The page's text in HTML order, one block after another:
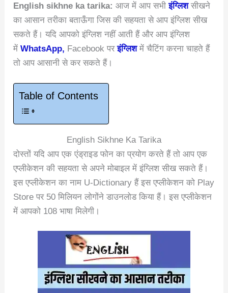
English sikhne ka tarika: आज में आप सभीइंग्लिशसीखने
का आसान तरीका बताऊँगा जिस की सहयता से आप इंग्लिश सीख
सकते हैं। यदि आपको इंग्लिश नहीं आती हैं और आप इंग्लिश
मेंWhatsApp, Facebook पर इंग्लिशमें चैटिंग करना चाहते हैं
तो आप आसानी से कर सकते हैं।
Table of Contents
English Sikhne Ka Tarika
दोस्तों यदि आप एक एंड्राइड फोन का प्रयोग करते हैं तो आप एक
एप्लीकेशन की सहयता से अपने मोबाइल में इंग्लिश सीख सकते हैं।
इस एप्लीकेशन का नाम U-Dictionary हैं इस एप्लीकेशन को Play
Store पर 50 मिलियन लोगोंने डाउनलोड किया हैं। इस एप्लीकेशन
में आपको 108 भाषा मिलेगी।